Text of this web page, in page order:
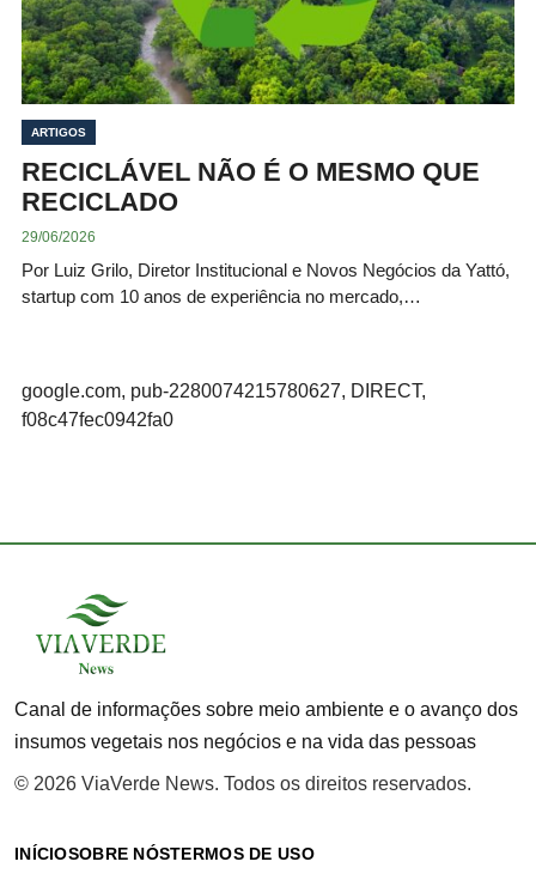
ARTIGOS
RECICLÁVEL NÃO É O MESMO QUE
RECICLADO
29/06/2026
Por Luiz Grilo, Diretor Institucional e Novos Negócios da Yattó,
startup com 10 anos de experiência no mercado,…
google.com, pub-2280074215780627, DIRECT,
f08c47fec0942fa0
Canal de informações sobre meio ambiente e o avanço dos
insumos vegetais nos negócios e na vida das pessoas
© 2026 ViaVerde News. Todos os direitos reservados.
INÍCIOSOBRE NÓSTERMOS DE USO